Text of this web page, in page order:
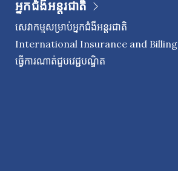
អ្នកជំងឺអន្តរជាតិ
សេវាកម្មសម្រាប់អ្នកជំងឺអន្តរជាតិ
International Insurance and Billing
ធ្វើការណាត់ជួបវេជ្ជបណ្ឌិត